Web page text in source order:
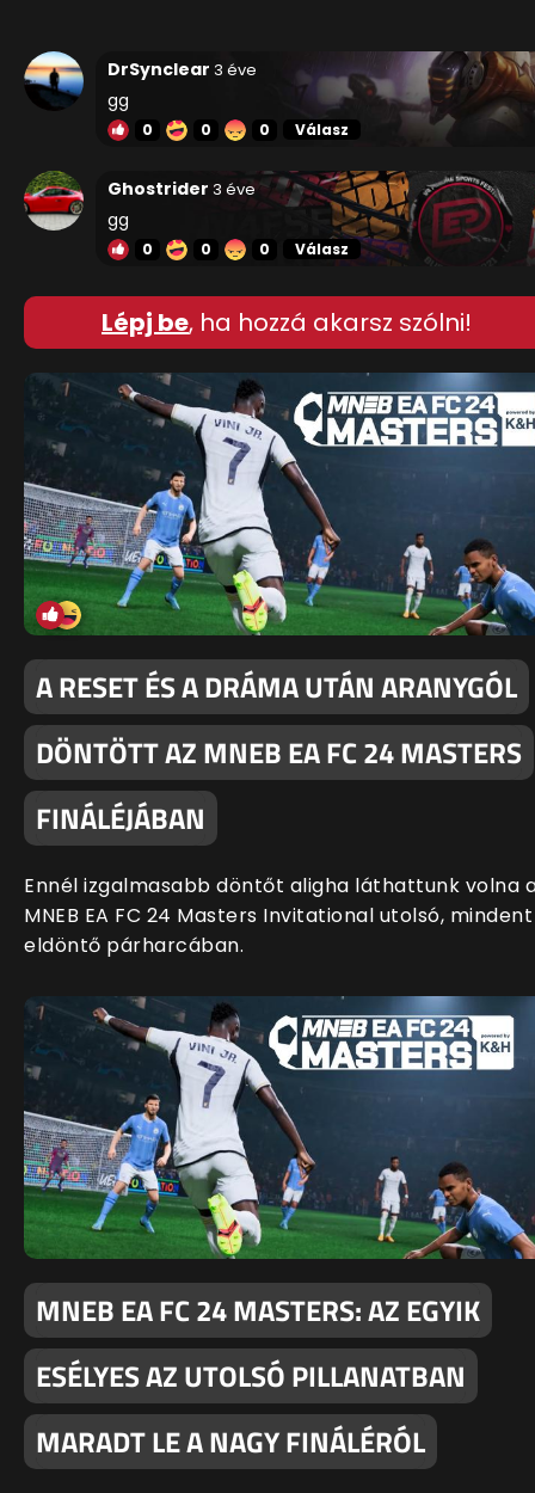
DrSynclear 3 éve
gg
0 0 0 Válasz
Ghostrider 3 éve
gg
0 0 0 Válasz
Lépj be, ha hozzá akarsz szólni!
A RESET ÉS A DRÁMA UTÁN ARANYGÓL
DÖNTÖTT AZ MNEB EA FC 24 MASTERS
FINÁLÉJÁBAN
Ennél izgalmasabb döntőt aligha láthattunk volna
MNEB EA FC 24 Masters Invitational utolsó, mindent
eldöntő párharcában.
MNEB EA FC 24 MASTERS: AZ EGYIK
ESÉLYES AZ UTOLSÓ PILLANATBAN
MARADT LE A NAGY FINÁLÉRÓL